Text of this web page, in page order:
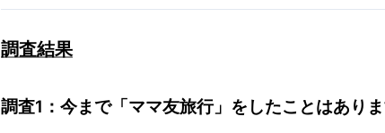
調査結果
調査1：今まで「ママ友旅行」をしたことはあり